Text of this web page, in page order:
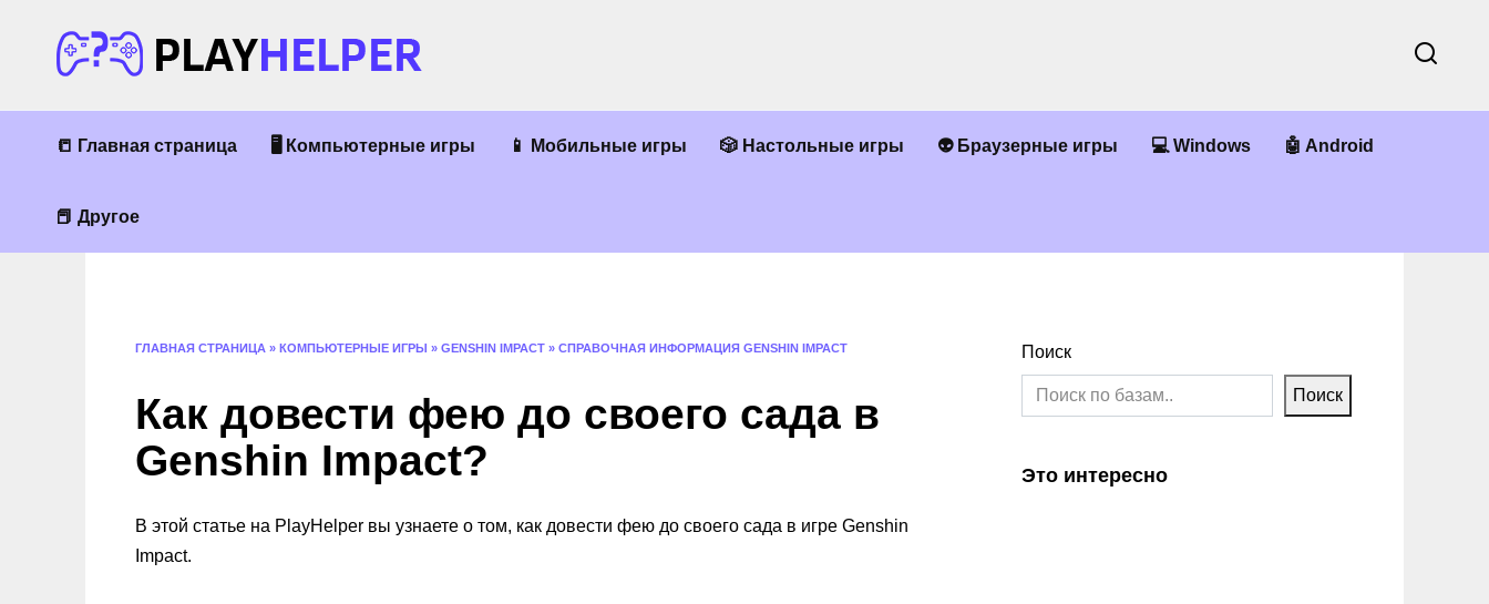
содержанию
📒 Главная страница 🖥 Компьютерные игры 📱 Мобильные игры 🎲 Настольные игры 👽 Браузерные игры 💻 Windows 🤖 Android
📕 Другое
ГЛАВНАЯ СТРАНИЦА » КОМПЬЮТЕРНЫЕ ИГРЫ » GENSHIN IMPACT » СПРАВОЧНАЯ ИНФОРМАЦИЯ GENSHIN IMPACT
Как довести фею до своего сада в
Genshin Impact?
В этой статье на PlayHelper вы узнаете о том, как довести фею до своего сада в игре Genshin
Impact.
Поиск
Поиск
Это интересно